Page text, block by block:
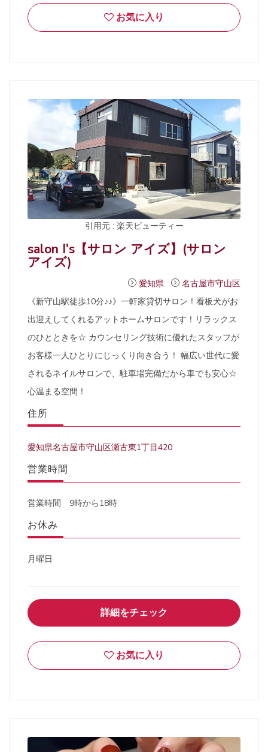
お気に入り
引用元 : 楽天ビューティー
salon I's【サロン アイズ】(サロン
アイズ)
愛知県
名古屋市守山区
《新守山駅徒歩10分♪♪》一軒家貸切サロン！看板犬がお
出迎えしてくれるアットホームサロンです！リラックス
のひとときを☆ カウンセリング技術に優れたスタッフが
お客様一人ひとりにじっくり向き合う！ 幅広い世代に愛
されるネイルサロンで、駐車場完備だから車でも安心☆
心温まる空間！
住所
愛知県名古屋市守山区瀬古東1丁目420
営業時間
営業時間 9時から18時
お休み
月曜日
詳細をチェック
お気に入り